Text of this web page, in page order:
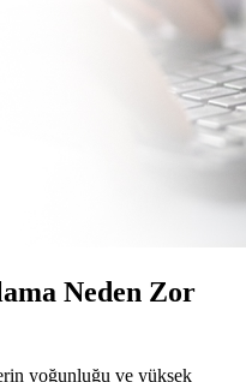
Neden Zor
yoğunluğu ve yüksek